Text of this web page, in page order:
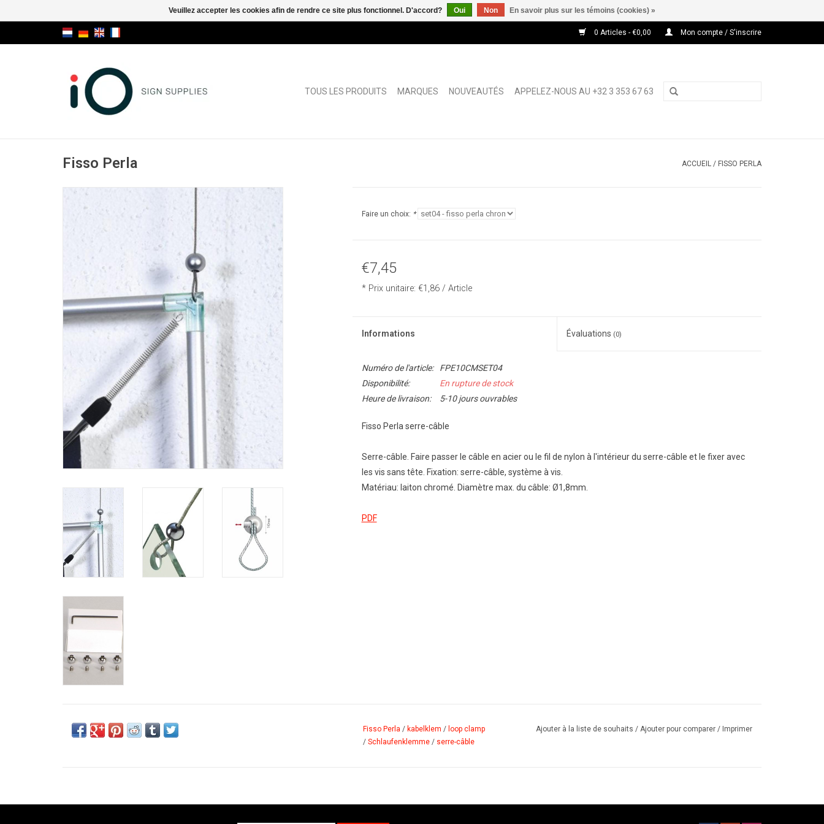
0 Articles - €0,00 Mon compte / S'inscrire
TOUS LES PRODUITS MARQUES NOUVEAUTÉS APPELEZ-NOUS AU +32 3 353 67 63
Fisso Perla ACCUEIL / FISSO PERLA
Faire un choix: *
€7,45
* Prix unitaire: €1,86 / Article
Informations Évaluations (0)
Numéro de l'article:
FPE10CMSET04
Disponibilité:
En rupture de stock
Heure de livraison:
5-10 jours ouvrables
Fisso Perla serre-câble
Serre-câble. Faire passer le câble en acier ou le fil de nylon à l'intérieur du serre-câble et le fixer avec
les vis sans tête. Fixation: serre-câble, système à vis.
Matériau: laiton chromé. Diamètre max. du câble: Ø1,8mm.
PDF
Fisso Perla / kabelklem / loop clamp
/ Schlaufenklemme / serre-câble
Ajouter à la liste de souhaits / Ajouter pour comparer / Imprimer
Veuillez accepter les cookies afin de rendre ce site plus fonctionnel. D'accord? Oui Non En savoir plus sur les témoins (cookies) »